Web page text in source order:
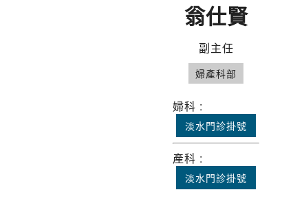
翁仕賢
副主任
婦產科部
婦科 :
淡水門診掛號
產科 :
淡水門診掛號